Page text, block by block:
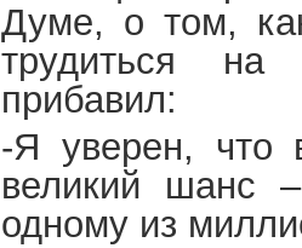
Думе, о том,
трудиться на
прибавил:
-Я уверен, что
великий шанс
одному из